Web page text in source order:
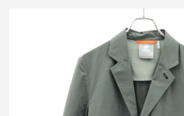
マムート アクティブ ソフトシェルジャケッ